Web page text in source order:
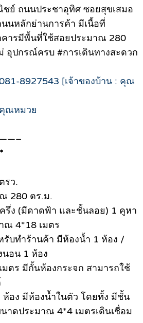
ย์ ถนนประชาอุทิศ ซอยสุขเสมอ
นหลักย่านการค้า มีเนื้อที่
ารมีพื้นที่ใช้สอยประมาณ 280
อุปกรณ์ครบ #การเดินทางสะดวก
8927543 [เจ้าของบ้าน : คุณ
ณหมวย
รว.
280 ตร.ม.
รึ่ง (มีดาดฟ้า และชั้นลอย) 1 คูหา
ณ 4*18 เมตร
บทำร้านค้า มีห้องน้ำ 1 ห้อง /
นอน 1 ห้อง
ตร มีกั้นห้องกระจก สามารถใช้
อง มีห้องน้ำในตัว โดยทั้ง มีชั้น
าดประมาณ 4*4 เมตรเดินเชื่อม